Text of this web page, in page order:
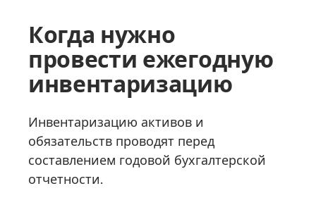
Когда нужно
провести ежегодную
инвентаризацию
Инвентаризацию активов и
обязательств проводят перед
составлением годовой бухгалтерской
отчетности.